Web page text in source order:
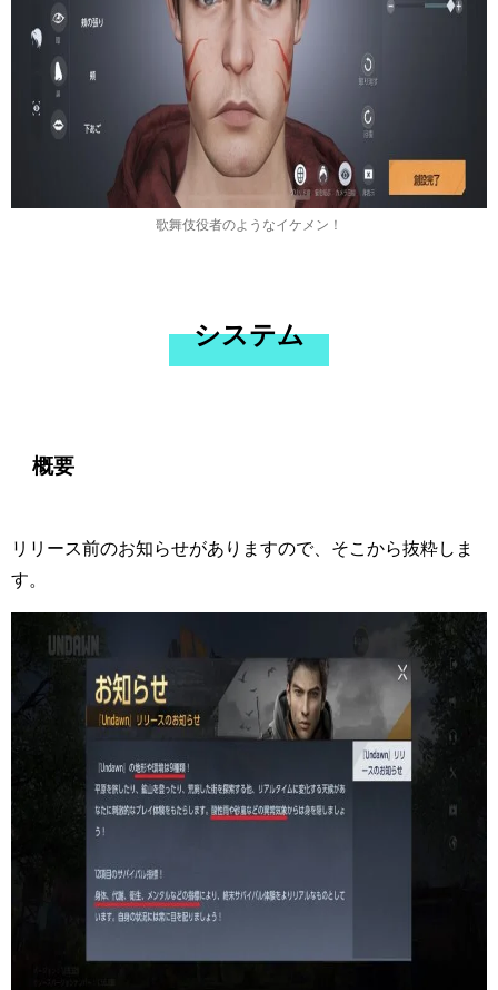
歌舞伎役者のようなイケメン！
システム
概要
リリース前のお知らせがありますので、そこから抜粋しま
す。